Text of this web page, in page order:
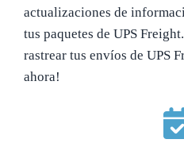
actualizaciones de
tus paquetes de UPS
rastrear tus envíos de UPS
ahora!